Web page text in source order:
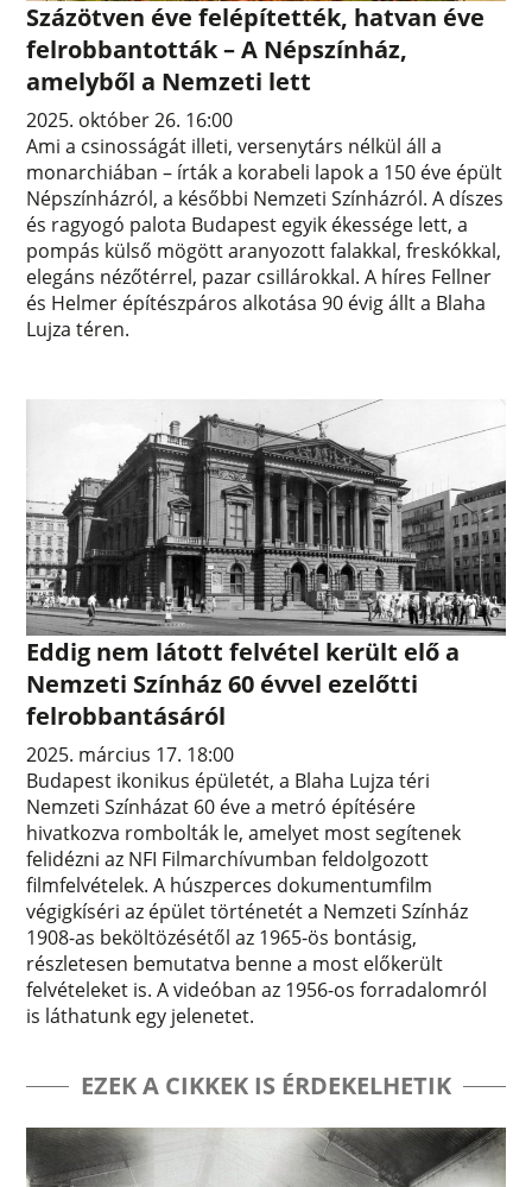
Százötven éve felépítették, hatvan éve
felrobbantották – A Népszínház,
amelyből a Nemzeti lett
2025. október 26. 16:00
Ami a csinosságát illeti, versenytárs nélkül áll a
monarchiában – írták a korabeli lapok a 150 éve épült
Népszínházról, a későbbi Nemzeti Színházról. A díszes
és ragyogó palota Budapest egyik ékessége lett, a
pompás külső mögött aranyozott falakkal, freskókkal,
elegáns nézőtérrel, pazar csillárokkal. A híres Fellner
és Helmer építészpáros alkotása 90 évig állt a Blaha
Lujza téren.
Eddig nem látott felvétel került elő a
Nemzeti Színház 60 évvel ezelőtti
felrobbantásáról
2025. március 17. 18:00
Budapest ikonikus épületét, a Blaha Lujza téri
Nemzeti Színházat 60 éve a metró építésére
hivatkozva rombolták le, amelyet most segítenek
felidézni az NFI Filmarchívumban feldolgozott
filmfelvételek. A húszperces dokumentumfilm
végigkíséri az épület történetét a Nemzeti Színház
1908-as beköltözésétől az 1965-ös bontásig,
részletesen bemutatva benne a most előkerült
felvételeket is. A videóban az 1956-os forradalomról
is láthatunk egy jelenetet.
EZEK A CIKKEK IS ÉRDEKELHETIK